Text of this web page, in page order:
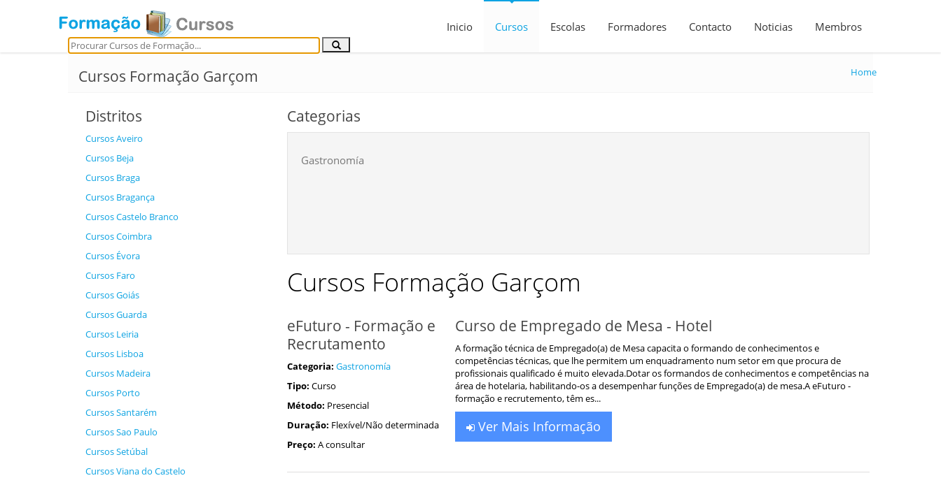
Inicio Cursos Escolas Formadores Contacto Noticias Membros
Cursos Formação Garçom Home
Distritos
Cursos Aveiro
Cursos Beja
Cursos Braga
Cursos Bragança
Cursos Castelo Branco
Cursos Coimbra
Cursos Évora
Cursos Faro
Cursos Goiás
Cursos Guarda
Cursos Leiria
Cursos Lisboa
Cursos Madeira
Cursos Porto
Cursos Santarém
Cursos Sao Paulo
Cursos Setúbal
Cursos Viana do Castelo
Categorias
Gastronomía
Cursos Formação Garçom
eFuturo - Formação e
Recrutamento
Categoria: Gastronomía
Tipo: Curso
Método: Presencial
Duração: Flexível/Não determinada
Preço: A consultar
Curso de Empregado de Mesa - Hotel
A formação técnica de Empregado(a) de Mesa capacita o formando de conhecimentos e
competências técnicas, que lhe permitem um enquadramento num setor em que procura de
profissionais qualificado é muito elevada.Dotar os formandos de conhecimentos e competências na
área de hotelaria, habilitando-os a desempenhar funções de Empregado(a) de mesa.A eFuturo -
formação e recrutemento, têm es...
Ver Mais Informação